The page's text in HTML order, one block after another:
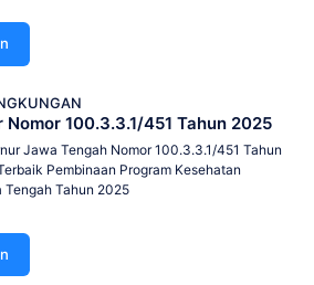
Nomor 100.3.3.1/451 Tahun 2025
Jawa Tengah Nomor 100.3.3.1/451 Tahun
Pembinaan Program Kesehatan
Tahun 2025